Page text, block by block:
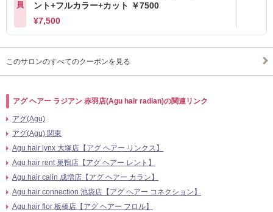
員
ント+フルカラー+カット ￥7500
¥7,500
このサロンのすべてのクーポンを見る
アグ ヘアー ラジアン 赤羽店(Agu hair radian)の関連リンク
アグ(Agu)
アグ(Agu) 関東
Agu hair lynx 大塚店【アグ ヘアー リンクス】
Agu hair rent 巣鴨店【アグ ヘアー レント】
Agu hair calin 成増店【アグ ヘアー カラン】
Agu hair connection 池袋店【アグ ヘアー コネクション】
Agu hair flor 板橋店【アグ ヘアー フロル】